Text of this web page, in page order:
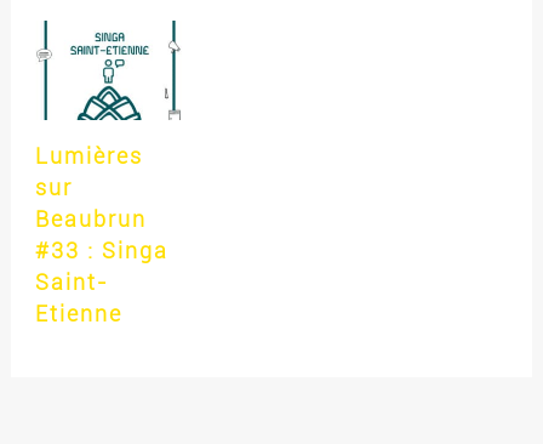
Lumières
sur
Beaubrun
#33 : Singa
Saint-
Etienne